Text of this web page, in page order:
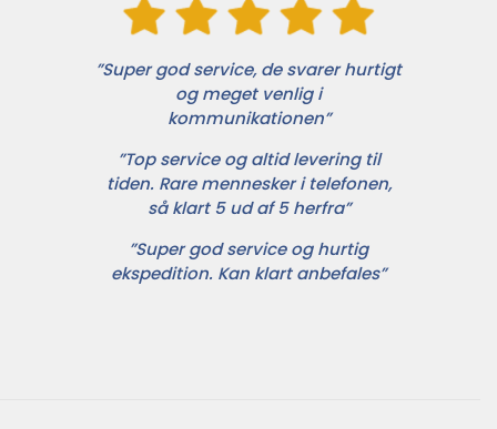
”Super god service, de svarer hurtigt
og meget venlig i
kommunikationen”
”Top service og altid levering til
tiden. Rare mennesker i telefonen,
så klart 5 ud af 5 herfra”
”Super god service og hurtig
ekspedition. Kan klart anbefales”